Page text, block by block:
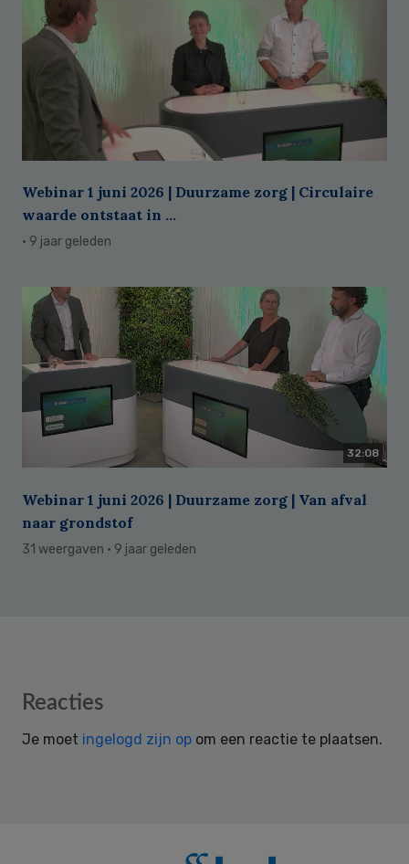
Webinar 1 juni 2026 | Duurzame zorg | Circulaire
waarde ontstaat in ...
· 9 jaar geleden
32:08
Webinar 1 juni 2026 | Duurzame zorg | Van afval
naar grondstof
31 weergaven · 9 jaar geleden
Reader
Reacties
Je moet ingelogd zijn op om een reactie te plaatsen.